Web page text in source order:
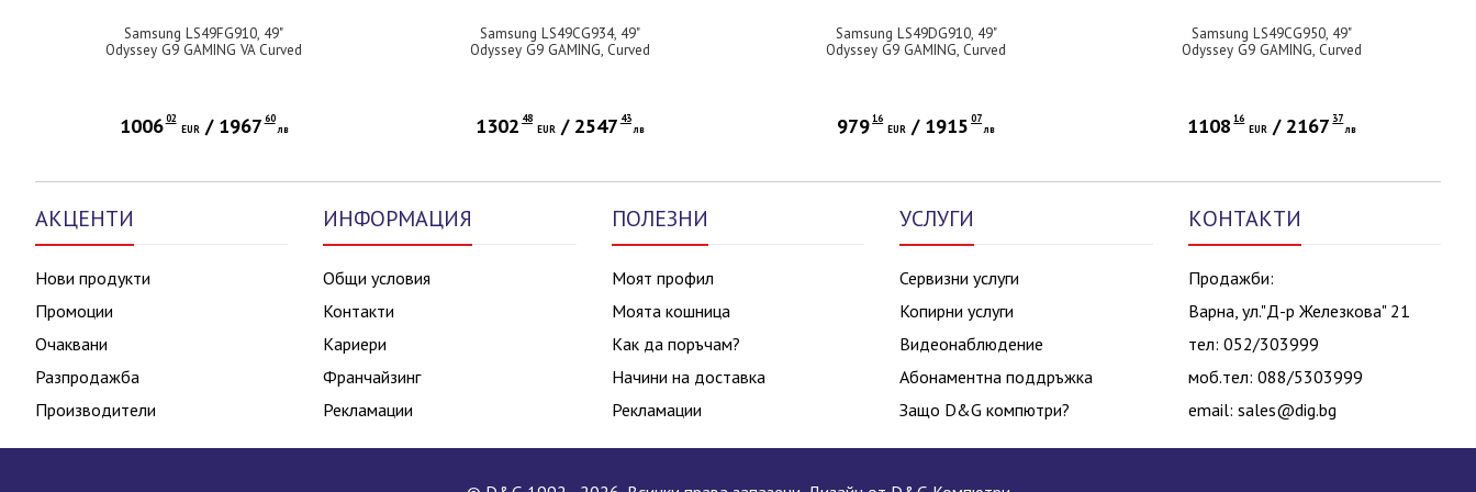
Samsung LS49FG910, 49"
Odyssey G9 GAMING VA Curved
Silver + Logitech G102 Mouse,
Lightsync RGB, 8000 DPI, 6
1006 02
EUR/ 1967 60
лв
Samsung LS49CG934, 49"
Odyssey G9 GAMING, Curved
USB Hub, Silver + Logitech
G102 Mouse, Lightsync RGB,
1302 48
EUR/ 2547 43
лв
Samsung LS49DG910, 49"
Odyssey G9 GAMING, Curved
Silver + Logitech G102 Mouse,
Lightsync RGB, 8000 DPI, 6
97916
EUR / 1915 07
лв
Samsung LS49CG950, 49"
Odyssey G9 GAMING, Curved
Black + Logitech G102 Mouse,
Lightsync RGB, 8000 DPI, 6
1108 16
EUR / 2167 37
лв
АКЦЕНТИ
Нови продукти
Промоции
Очаквани
Разпродажба
Производители
ИНФОРМАЦИЯ
Общи условия
Контакти
Кариери
Франчайзинг
Рекламации
ПОЛЕЗНИ
Моят профил
Моята кошница
Как да поръчам?
Начини на доставка
Рекламации
УСЛУГИ
Сервизни услуги
Копирни услуги
Видеонаблюдение
Абонаментна поддръжка
Защо D&G компютри?
КОНТАКТИ
Продажби:
Варна, ул."Д-р Железкова" 21
тел: 052/303999
моб.тел: 088/5303999
email: sales@dig.bg